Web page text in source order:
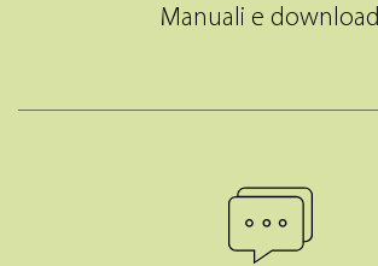
Manuali e download